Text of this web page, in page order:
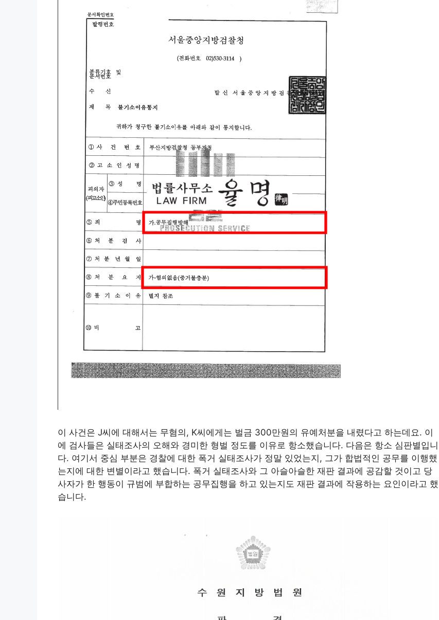
이 사건은 J씨에 대해서는 무혐의, K씨에게는 벌금 300만원의 유예처분을 내렸다고 하는데요. 이
에 검사들은 실태조사의 오해와 경미한 형벌 정도를 이유로 항소했습니다. 다음은 항소 심판별입니
다. 여기서 중심 부분은 경찰에 대한 폭거 실태조사가 정말 있었는지, 그가 합법적인 공무를 이행했
는지에 대한 변별이라고 했습니다. 폭거 실태조사와 그 아슬아슬한 재판 결과에 공감할 것이고 당
사자가 한 행동이 규범에 부합하는 공무집행을 하고 있는지도 재판 결과에 작용하는 요인이라고 했
습니다.